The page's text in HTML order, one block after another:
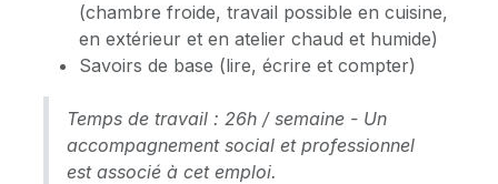
(chambre froide, travail possible en cuisine,
en extérieur et en atelier chaud et humide)
Savoirs de base (lire, écrire et compter)
Temps de travail : 26h / semaine - Un
accompagnement social et professionnel
est associé à cet emploi.